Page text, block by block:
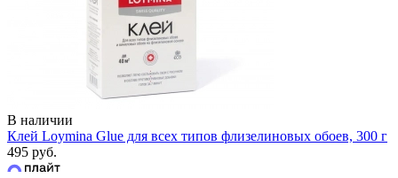
В наличии
Клей Loymina Glue для всех типов флизелиновых обоев, 300 г
495 руб.